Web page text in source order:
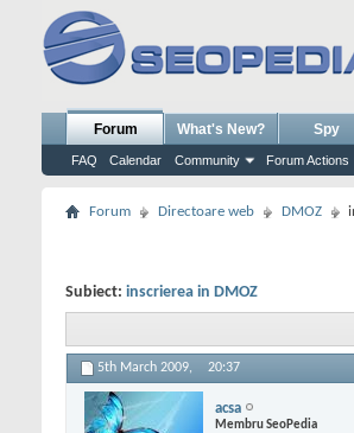
Forum
FAQ Calendar Community Forum Actions
What's New? Spy
Forum Directoare web DMOZ
Subiect: inscrierea in DMOZ
5th March 2009, 20:37
acsa
Membru SeoPedia